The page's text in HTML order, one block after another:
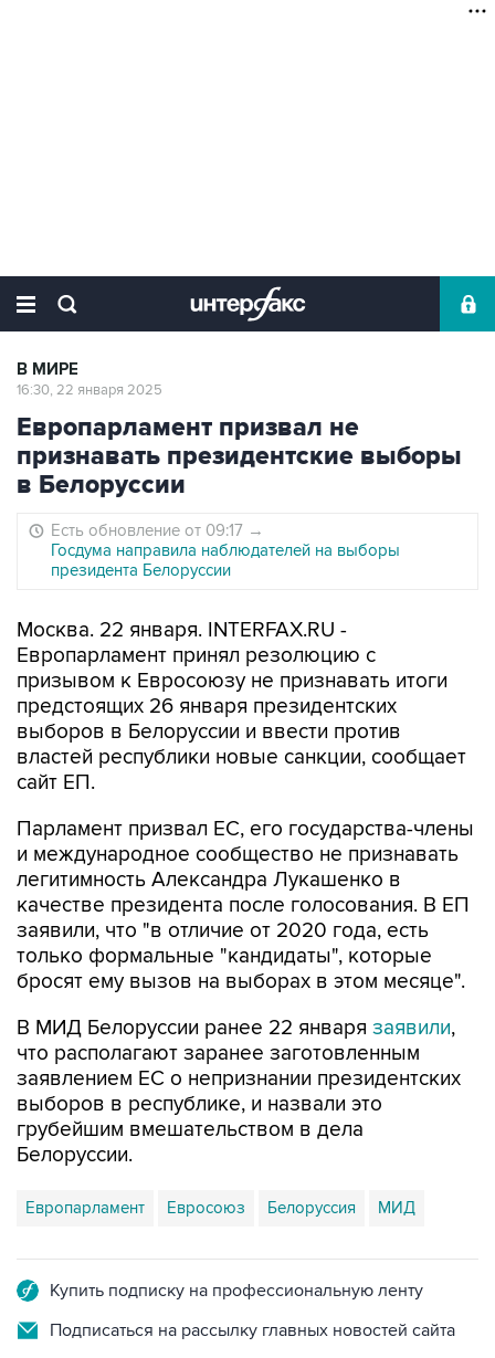
В МИРЕ
16:30, 22 января 2025
Европарламент призвал не
признавать президентские выборы
в Белоруссии
Есть обновление от 09:17 →
Госдума направила наблюдателей на выборы
президента Белоруссии
Москва. 22 января. INTERFAX.RU -
Европарламент принял резолюцию с
призывом к Евросоюзу не признавать итоги
предстоящих 26 января президентских
выборов в Белоруссии и ввести против
властей республики новые санкции, сообщает
сайт ЕП.
Парламент призвал ЕС, его государства-члены
и международное сообщество не признавать
легитимность Александра Лукашенко в
качестве президента после голосования. В ЕП
заявили, что "в отличие от 2020 года, есть
только формальные "кандидаты", которые
бросят ему вызов на выборах в этом месяце".
В МИД Белоруссии ранее 22 января заявили,
что располагают заранее заготовленным
заявлением ЕС о непризнании президентских
выборов в республике, и назвали это
грубейшим вмешательством в дела
Белоруссии.
Европарламент Евросоюз Белоруссия МИД
Купить подписку на профессиональную ленту
Подписаться на рассылку главных новостей сайта